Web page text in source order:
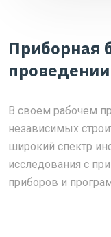
Приборная
В своем рабочем
независимых
широкий спектр
исследования с
приборов и